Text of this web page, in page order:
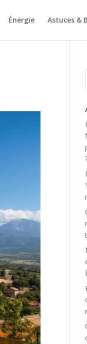
Énergie Astuces &